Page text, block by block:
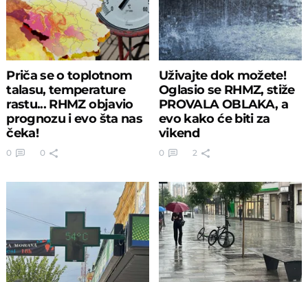
Priča se o toplotnom
talasu, temperature
rastu... RHMZ objavio
prognozu i evo šta nas
čeka!
0 0
Uživajte dok možete!
Oglasio se RHMZ, stiže
PROVALA OBLAKA, a
evo kako će biti za
vikend
0 2